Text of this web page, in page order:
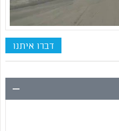
דברו איתנו